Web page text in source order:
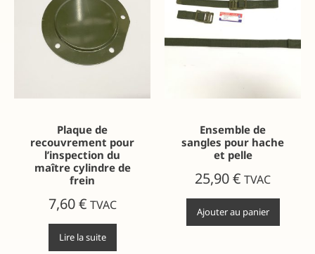
Plaque de
recouvrement pour
l’inspection du
maître cylindre de
frein
7,60€ TVAC
Lire la suite
Ensemble de
sangles pour hache
et pelle
25,90€ TVAC
Ajouter au panier